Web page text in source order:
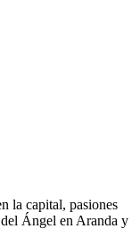
la capital, pasiones
Ángel en Aranda y